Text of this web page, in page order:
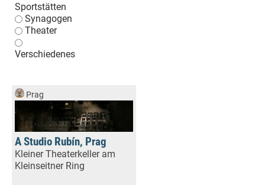
Sportstätten
Synagogen
Theater
Verschiedenes
Prag
A Studio Rubín, Prag
Kleiner Theaterkeller am
Kleinseitner Ring